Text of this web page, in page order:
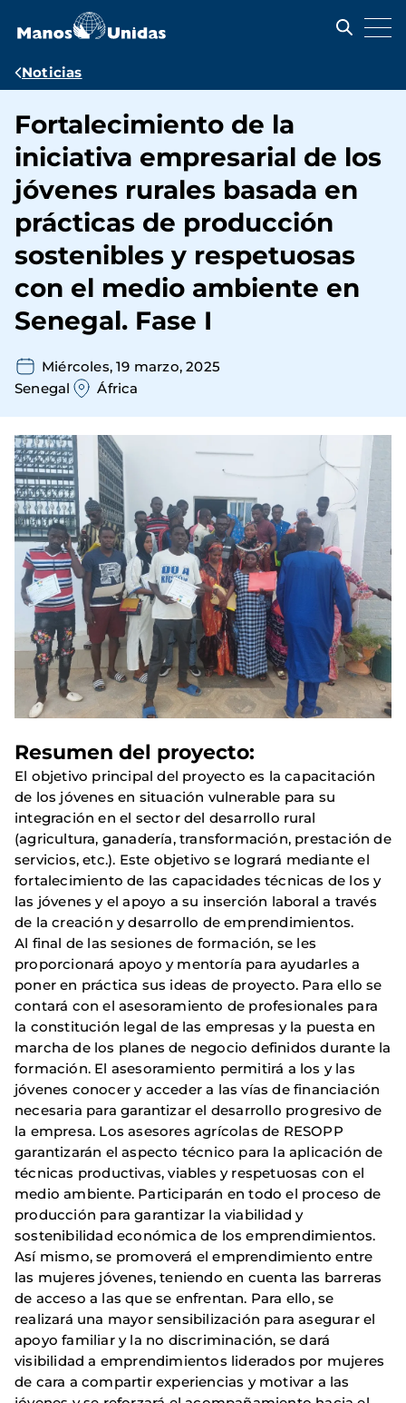
contenido
Ruta
navegación
Noticias
Fortalecimiento de la
iniciativa empresarial de los
jóvenes rurales basada en
prácticas de producción
sostenibles y respetuosas
con el medio ambiente en
Senegal. Fase I
Miércoles, 19 marzo, 2025
Senegal
África
Resumen del proyecto:
El objetivo principal del proyecto es la capacitación
de los jóvenes en situación vulnerable para su
integración en el sector del desarrollo rural
(agricultura, ganadería, transformación, prestación de
servicios, etc.). Este objetivo se logrará mediante el
fortalecimiento de las capacidades técnicas de los y
las jóvenes y el apoyo a su inserción laboral a través
de la creación y desarrollo de emprendimientos.
Al final de las sesiones de formación, se les
proporcionará apoyo y mentoría para ayudarles a
poner en práctica sus ideas de proyecto. Para ello se
contará con el asesoramiento de profesionales para
la constitución legal de las empresas y la puesta en
marcha de los planes de negocio definidos durante la
formación. El asesoramiento permitirá a los y las
jóvenes conocer y acceder a las vías de financiación
necesaria para garantizar el desarrollo progresivo de
la empresa. Los asesores agrícolas de RESOPP
garantizarán el aspecto técnico para la aplicación de
técnicas productivas, viables y respetuosas con el
medio ambiente. Participarán en todo el proceso de
producción para garantizar la viabilidad y
sostenibilidad económica de los emprendimientos.
Así mismo, se promoverá el emprendimiento entre
las mujeres jóvenes, teniendo en cuenta las barreras
de acceso a las que se enfrentan. Para ello, se
realizará una mayor sensibilización para asegurar el
apoyo familiar y la no discriminación, se dará
visibilidad a emprendimientos liderados por mujeres
de cara a compartir experiencias y motivar a las